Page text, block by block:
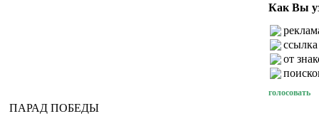
Как Вы
от
голосовать
ПАРАД ПОБЕДЫ